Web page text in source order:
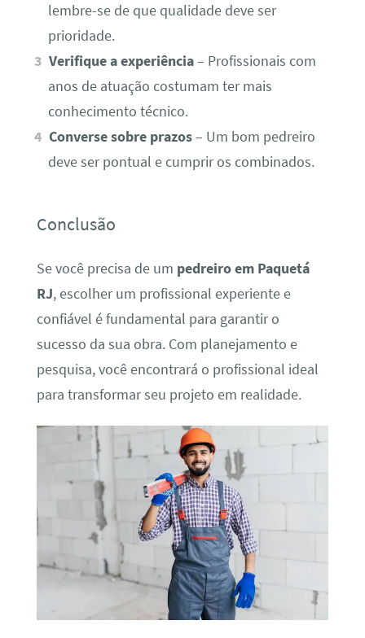
lembre-se de que qualidade deve ser
prioridade.
Verifique a experiência– Profissionais com
anos de atuação costumam ter mais
conhecimento técnico.
Converse sobre prazos– Um bom pedreiro
deve ser pontual e cumprir os combinados.
Conclusão
Se você precisa de um pedreiro em Paquetá
RJ, escolher um profissional experiente e
confiável é fundamental para garantir o
sucesso da sua obra. Com planejamento e
pesquisa, você encontrará o profissional ideal
para transformar seu projeto em realidade.